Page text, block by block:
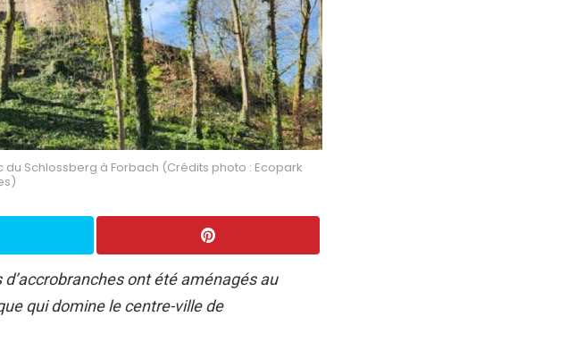
Schlossberg à Forbach (Crédits photo : Ecopark
ont été aménagés au
qui domine le centre-ville de